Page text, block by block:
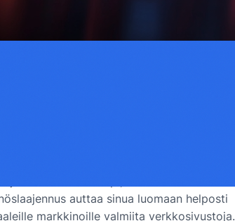
auttaa sinua luomaan helposti
markkinoille valmiita verkkosivustoja.